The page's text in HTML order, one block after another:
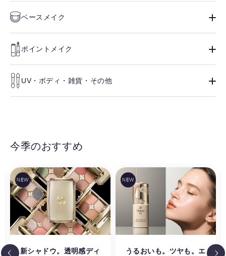
ベースメイク
ポイントメイク
UV・ボディ・雑貨・その他
今季のおすすめ
新シャドウ。透明感ディ
うるおいも。ツヤも。エ